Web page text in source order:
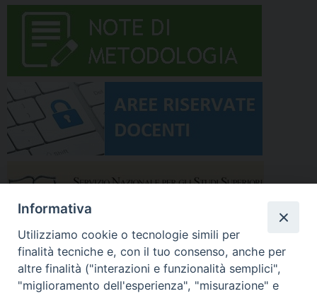
Informativa
Utilizziamo cookie o tecnologie simili per
finalità tecniche e, con il tuo consenso, anche per
altre finalità ("interazioni e funzionalità semplici",
"miglioramento dell'esperienza", "misurazione" e